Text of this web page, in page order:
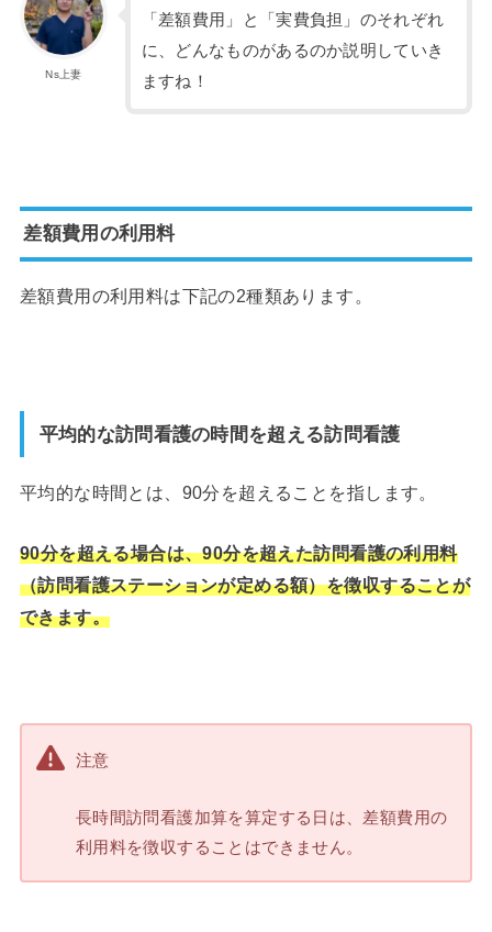
Ns上妻
「差額費用」と「実費負担」のそれぞれ
に、どんなものがあるのか説明していき
ますね！
差額費用の利用料
差額費用の利用料は下記の2種類あります。
平均的な訪問看護の時間を超える訪問看護
平均的な時間とは、90分を超えることを指します。
90分を超える場合は、90分を超えた訪問看護の利用料
（訪問看護ステーションが定める額）を徴収することが
できます。
注意
長時間訪問看護加算を算定する日は、差額費用の
利用料を徴収することはできません。